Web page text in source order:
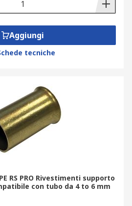
coperchi per tubi
MDPE (polietilene medio)
e hanno un'ottima
chimici.
Aggiungi
tecniche
RS PRO Rivestimenti supporto
con tubo da 4 to 6 mm